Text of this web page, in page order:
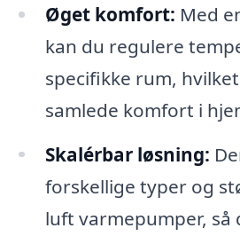
Øget komfort: Med
kan du regulere
specifikke rum,
samlede komfort i
Skalérbar løsning:
forskellige typer og
luft varmepumper, så